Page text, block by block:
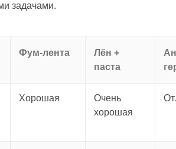
задачами.
Фум‑лента
Лён +
паста
Хорошая
Очень
хорошая